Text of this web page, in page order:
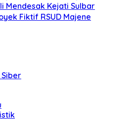
Mendesak Kejati Sulbar
Fiktif RSUD Majene